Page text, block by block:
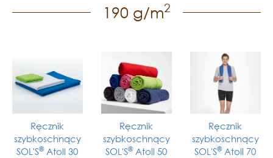
190 g/m2
Ręcznik
szybkoschnący
SOL'S®Atoll 30
Ręcznik
szybkoschnący
SOL'S®Atoll 50
Ręcznik
szybkoschnący
SOL'S®Atoll 70